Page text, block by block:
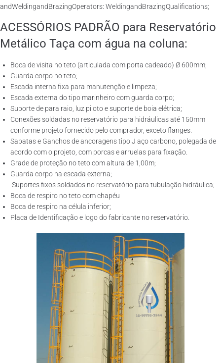
andWeldingandBrazingOperators: WeldingandBrazingQualifications;
ACESSÓRIOS PADRÃO para Reservatório
Metálico Taça com água na coluna:
Boca de visita no teto (articulada com porta cadeado) Ø 600mm;
Guarda corpo no teto;
Escada interna fixa para manutenção e limpeza;
Escada externa do tipo marinheiro com guarda corpo;
Suporte de para raio, luz piloto e suporte de boia elétrica;
Conexões soldadas no reservatório para hidráulicas até 150mm
conforme projeto fornecido pelo comprador, exceto flanges.
Sapatas e Ganchos de ancoragens tipo J aço carbono, polegada de
acordo com o projeto, com porcas e arruelas para fixação.
Grade de proteção no teto com altura de 1,00m;
Guarda corpo na escada externa;
·Suportes fixos soldados no reservatório para tubulação hidráulica;
Boca de respiro no teto com chapéu
Boca de respiro na célula inferior;
Placa de Identificação e logo do fabricante no reservatório.